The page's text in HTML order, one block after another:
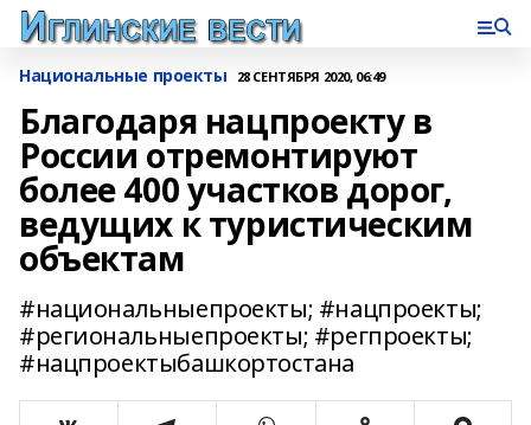
Национальные проекты 28 СЕНТЯБРЯ 2020, 06:49
Благодаря нацпроекту в
России отремонтируют
более 400 участков дорог,
ведущих к туристическим
объектам
#национальныепроекты; #нацпроекты;
#региональныепроекты; #регпроекты;
#нацпроектыбашкортостана